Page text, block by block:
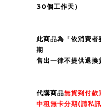
30個工作天）
此商品為「依消費
期
售出一律不提供退換
代購商品無貨到付款
中租無卡分期(請私